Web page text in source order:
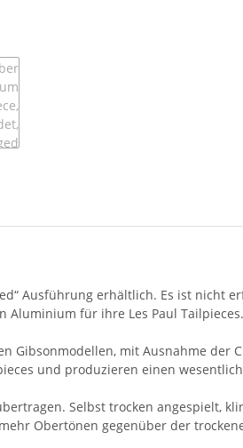
Ausführung erhältlich. Es ist nicht
Aluminium für ihre Les Paul
Gibsonmodellen, mit Ausnahme
und produzieren einen
Selbst trocken angespielt,
Obertönen gegenüber der